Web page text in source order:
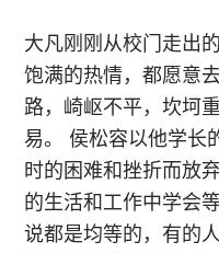
大凡刚刚从校门走出
饱满的热情，都愿意
路，崎岖不平，坎坷
易。 侯松容以他学长
时的困难和挫折而放
的生活和工作中学会
说都是均等的，有的